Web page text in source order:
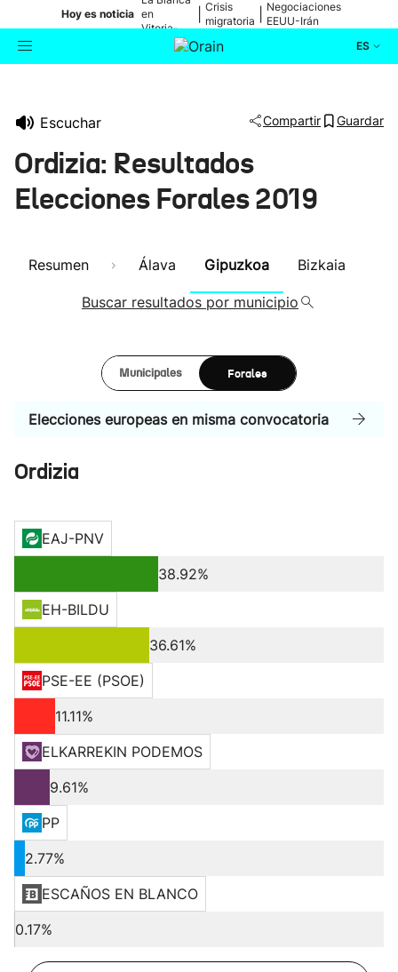
Hoy es noticia en
Vitoria-
Gasteiz
Crisis
migratoria
Negociaciones
EEUU-Irán
ES
Cultura
Escuchar Compartir Guardar
Ordizia: Resultados
Elecciones Forales 2019
Resumen Álava Gipuzkoa Bizkaia
Buscar resultados por municipio
Municipales Forales
Elecciones europeas en misma convocatoria
Ordizia
EAJ-PNV
38.92%
EH-BILDU
36.61%
PSE-EE (PSOE)
11.11%
ELKARREKIN PODEMOS
9.61%
PP
2.77%
ESCAÑOS EN BLANCO
0.17%